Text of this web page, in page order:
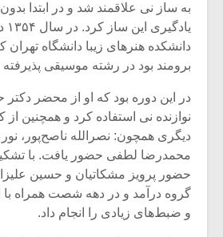
به ساز نی علاقمند شد و در ابتدا
دانشکده هنرهای زیبا دانشگاه تهران
برومند بود در رشته موسیقی
در این دوره بود که او از محضر
نوازنده نی استفاده کرد و همچنین
دیگری همچون: نصرالله ناصح‌پور،
محمدرضا لطفی حضور یافت. با
حضور پرویز مشکاتیان و حسین
گروه درآمد و در دهه شصت همراه
و ضبط‌های زیادی را انجام داد.
میکلوش روژا